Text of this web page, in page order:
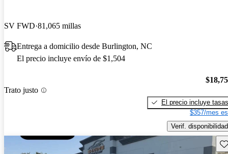
SV FWD 81,065 millas
Entrega a domicilio desde Burlington, NC
El precio incluye envío de $1,504
Trato justo
El precio incluye tasas
$357/mes
Verif. disponibilidad